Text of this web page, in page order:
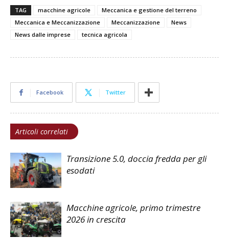
TAG macchine agricole
Meccanica e gestione del terreno
Meccanica e Meccanizzazione
Meccanizzazione
News
News dalle imprese
tecnica agricola
Facebook Twitter
Articoli correlati
Transizione 5.0, doccia fredda per gli
esodati
Macchine agricole, primo trimestre
2026 in crescita